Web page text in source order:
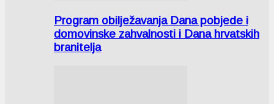
Program obilježavanja Dana pobjede i
domovinske zahvalnosti i Dana hrvatskih
branitelja